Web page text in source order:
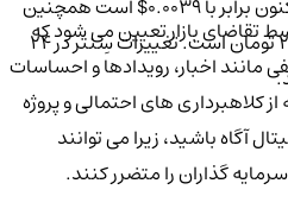
تقاضای بازار تعیین می شود که
مانند اخبار، رویدادها و احساسات
های احتمالی و پروژه
آگاه باشید، زیرا می توانند
گذاران را متضرر کنند.
است. قیمت ( نرخ ) سِنتر هم اکنون برابر با 0.0039$ است همچنین
نرخ لحظه ای سِنتر معادل 226.4 تومان است. تغییرات سِنتر در ۲۴